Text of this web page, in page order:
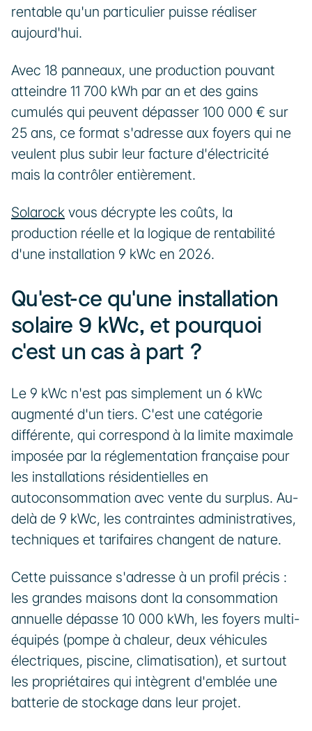
rentable qu'un particulier puisse réaliser
aujourd'hui.
Avec 18 panneaux, une production pouvant
atteindre 11 700 kWh par an et des gains
cumulés qui peuvent dépasser 100 000 € sur
25 ans, ce format s'adresse aux foyers qui ne
veulent plus subir leur facture d'électricité
mais la contrôler entièrement.
Solarock vous décrypte les coûts, la
production réelle et la logique de rentabilité
d'une installation 9 kWc en 2026.
Qu'est-ce qu'une installation
solaire 9 kWc, et pourquoi
c'est un cas à part ?
Le 9 kWc n'est pas simplement un 6 kWc
augmenté d'un tiers. C'est une catégorie
différente, qui correspond à la limite maximale
imposée par la réglementation française pour
les installations résidentielles en
autoconsommation avec vente du surplus. Au-
delà de 9 kWc, les contraintes administratives,
techniques et tarifaires changent de nature.
Cette puissance s'adresse à un profil précis :
les grandes maisons dont la consommation
annuelle dépasse 10 000 kWh, les foyers multi-
équipés (pompe à chaleur, deux véhicules
électriques, piscine, climatisation), et surtout
les propriétaires qui intègrent d'emblée une
batterie de stockage dans leur projet.